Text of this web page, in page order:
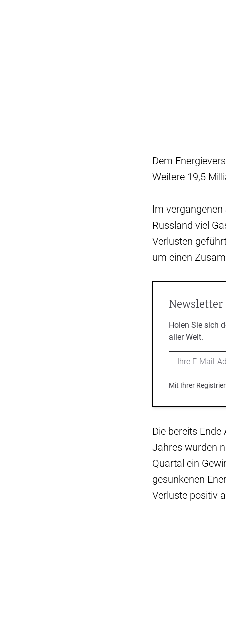
Dem
Weitere 19,5
Im
Russland viel
Verlusten
um einen
Newsletter
Holen Sie sich
aller Welt.
Email
Mit Ihrer
Die bereits
Jahres wurden
Quartal ein
gesunkenen
Verluste positiv